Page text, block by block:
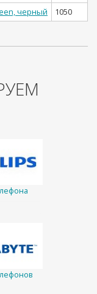
черный
1050